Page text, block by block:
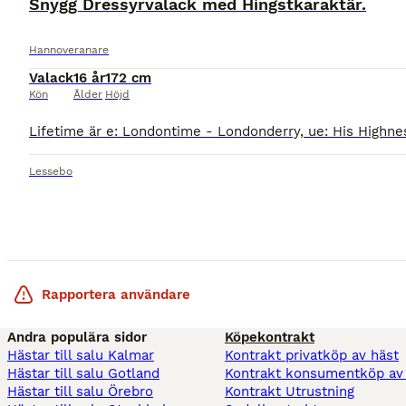
Snygg Dressyrvalack med Hingstkaraktär.
Hannoveranare
Valack
Kön
16 år
Ålder
172 cm
Höjd
Lessebo
Rapportera användare
Andra populära sidor
Hästar till salu Kalmar
Hästar till salu Gotland
Hästar till salu Örebro
Köpekontrakt
Kontrakt privatköp av häst
Kontrakt konsumentköp
Kontrakt Utrustning